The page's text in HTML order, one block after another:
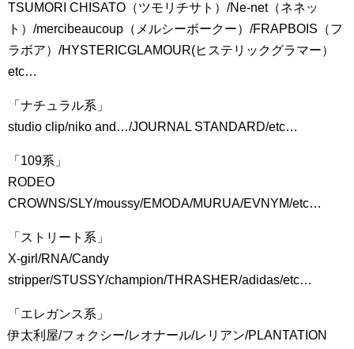
TSUMORI CHISATO（ツモリチサト）/Ne-net（ネネッ
ト）/mercibeaucoup（メルシーボークー）/FRAPBOIS（フ
ラボア）/HYSTERICGLAMOUR(ヒステリックグラマー）
etc…
「ナチュラル系」
studio clip/niko and…/JOURNAL STANDARD/etc…
「109系」
RODEO
CROWNS/SLY/moussy/EMODA/MURUA/EVNYM/etc…
「ストリート系」
X-girl/RNA/Candy
stripper/STUSSY/champion/THRASHER/adidas/etc…
「エレガンス系」
伊太利屋/フォクシー/レオナール/レリアン/PLANTATION